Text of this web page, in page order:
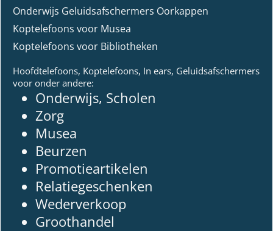
Onderwijs Geluidsafschermers Oorkappen
Koptelefoons voor Musea
Koptelefoons voor Bibliotheken
Hoofdtelefoons, Koptelefoons, In ears, Geluidsafschermers
voor onder andere:
Onderwijs, Scholen
Zorg
Musea
Beurzen
Promotieartikelen
Relatiegeschenken
Wederverkoop
Groothandel